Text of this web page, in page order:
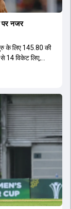
पर नजर
के लिए 145.80 की
14 विकेट लिए,